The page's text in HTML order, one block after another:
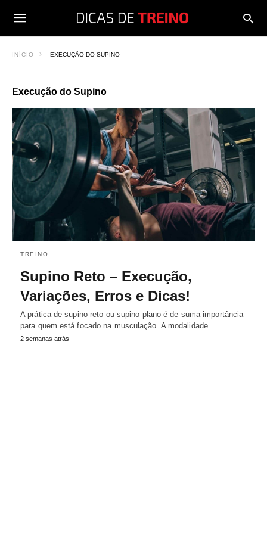
INÍCIO EXECUÇÃO DO SUPINO
Execução do Supino
TREINO
Supino Reto – Execução,
Variações, Erros e Dicas!
A prática de supino reto ou supino plano é de suma importância
para quem está focado na musculação. A modalidade…
2 semanas atrás